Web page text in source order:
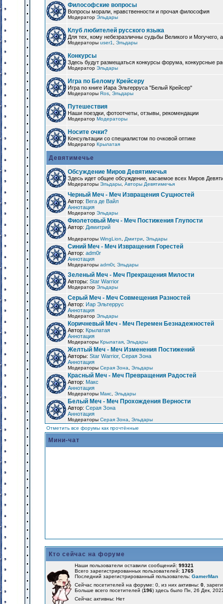
Философские вопросы
Вопросы морали, нравственности и прочая философия
Модератор Эльдары
Клуб любителей русского языка
Для тех, кому небезразличны судьбы Великого и Могучего,
Модераторы user1 Эльдары
Конкурсы
Здесь будут размещаться конкурсы форума, конкурсные
Модератор Эльдары
Игра по Белому Крейсеру
Игра по книге Иара Эльтерруса "Белый Крейсер"
Модераторы Ros Эльдары
Путешествия
Наши поездки, фотоотчеты, отзывы, рекомендации
Модератор Модераторы
Носите очки?
Консультации со специалистом по очковой оптике
Модератор Крылатая
Девятимечье
Обсуждение Миров Девятимечья
Здесь идет общее обсуждение, касаемое всех Миров
Модераторы Эльдары Авторы Девятимечья
Черный Меч - Меч Извращения Сущностей
Автор: Вега де Вайл
Аннотация
Модератор Эльдары
Фиолетовый Меч - Меч Постижения Глупости
Автор: Димитрий
Модераторы WingLion Дмитри Эльдары
Синий Меч - Меч Извращения Горестей
Автор: adm0r
Аннотация
Модераторы adm0r, Эльдары
Зеленый Меч - Меч Прекращения Милости
Авторы: Star Warrior
Модератор Эльдары
Серый Меч - Меч Совмещения Разностей
Автор: Иар Эльтеррус
Аннотация
Модератор Эльдары
Коричневый Меч - Меч Перемен Безнадежностей
Автор: Крылатая
Аннотация
Модераторы Крылатая Эльдары
Желтый Меч - Меч Изменения Постижений
Авторы: Star Warrior, Серая Зона
Аннотация
Модераторы Серая Зона Эльдары
Красный Меч - Меч Превращения Радостей
Автор: Макс
Аннотация
Модераторы Макс Эльдары
Белый Меч - Меч Прохождения Верности
Автор: Серая Зона
Аннотация
Модераторы Серая Зона
Эльдары
Отметить все форумы как прочтённые
Мини-чат
Кто сейчас на форуме
Наши пользователи оставили сообщений: 99321
Всего зарегистрированных пользователей: 1765
Последний зарегистрированный пользователь: GamerMan
Сейчас посетителей на форуме: 0, из них активны: 0 ,
Больше всего посетителей (196) здесь было Пн, 26 Дек,
Сейчас активны: Нет